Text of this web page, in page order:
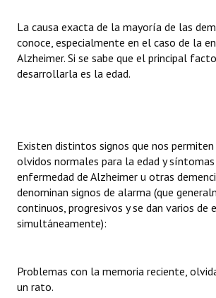
Antiguos Pobladores - Registro
Reconocimientos - Registro
REFORMA DE LA CARTA ORGÁNICA
La causa exacta de la mayoría de las
conoce, especialmente en el caso de la
Alzheimer. Si se sabe que el principal
desarrollarla es la edad.
Existen distintos signos que nos
olvidos normales para la edad y
enfermedad de Alzheimer u otras
denominan signos de alarma (que
continuos, progresivos y se dan varios de
simultáneamente):
Problemas con la memoria reciente,
un rato.